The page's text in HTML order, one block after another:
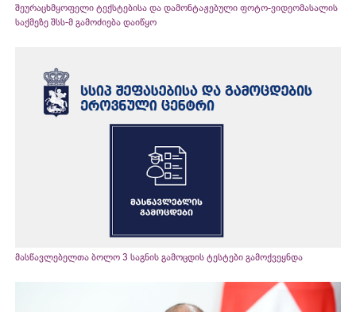
შეურაცხმყოფელი ტექსტებისა და დამონტაჟებული ფოტო-ვიდეომასალის
საქმეზე შსს-მ გამოძიება დაიწყო
მასწავლებელთა ბოლო 3 საგნის გამოცდის ტესტები გამოქვეყნდა